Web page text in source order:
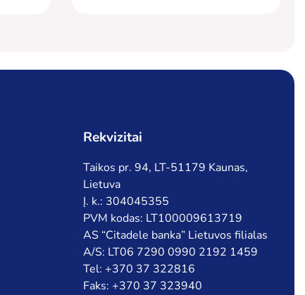
Rekvizitai
Taikos pr. 94, LT-51179 Kaunas,
Lietuva
Į. k.: 304045355
PVM kodas: LT100009613719
AS “Citadele banka” Lietuvos filialas
A/S: LT06 7290 0990 2192 1459
Tel: +370 37 322816
Faks: +370 37 323940